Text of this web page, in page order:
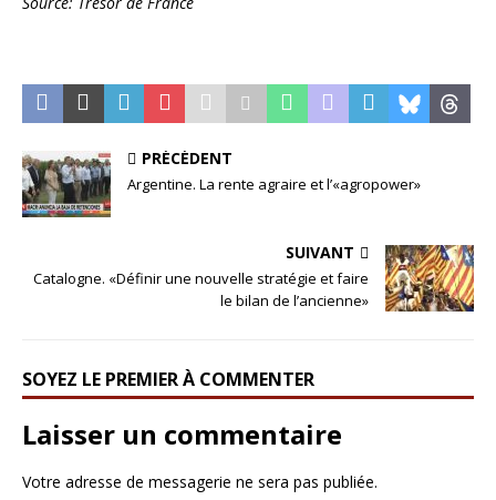
PRÉCÉDENT
Argentine. La rente agraire et l’«agropower»
SUIVANT
Catalogne. «Définir une nouvelle stratégie et faire
le bilan de l’ancienne»
SOYEZ LE PREMIER À COMMENTER
Laisser un commentaire
Votre adresse de messagerie ne sera pas publiée.